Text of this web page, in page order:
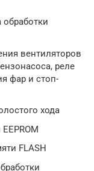
вентиляторов
реле
фар и стоп-
хода
FLASH